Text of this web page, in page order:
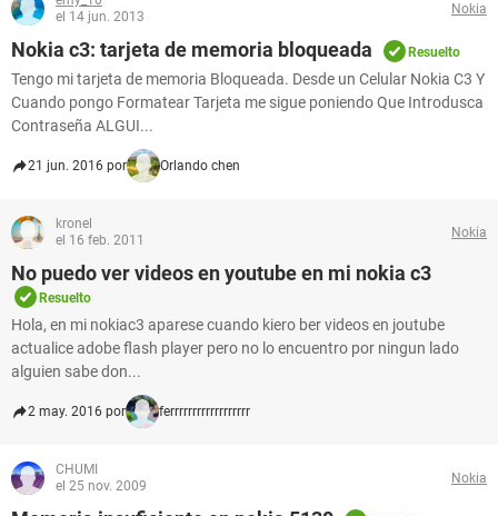
el 14 jun. 2013
Nokia
Nokia c3: tarjeta de memoria bloqueada Resuelto
Tengo mi tarjeta de memoria Bloqueada. Desde un Celular Nokia C3 Y
Cuando pongo Formatear Tarjeta me sigue poniendo Que Introdusca
Contraseña ALGUI...
21 jun. 2016 por Orlando chen
kronel
el 16 feb. 2011
Nokia
No puedo ver videos en youtube en mi nokia c3
Resuelto
Hola, en mi nokiac3 aparese cuando kiero ber videos en joutube
actualice adobe flash player pero no lo encuentro por ningun lado
alguien sabe don...
2 may. 2016 por ferrrrrrrrrrrrrrrrrr
CHUMI
el 25 nov. 2009
Nokia